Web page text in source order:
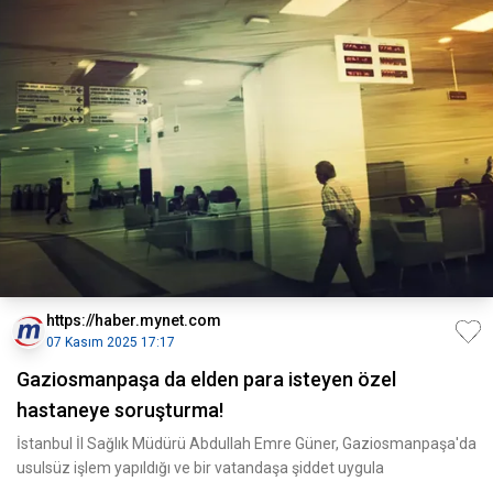
https://haber.mynet.com
07 Kasım 2025 17:17
Gaziosmanpaşa da elden para isteyen özel
hastaneye soruşturma!
İstanbul İl Sağlık Müdürü Abdullah Emre Güner, Gaziosmanpaşa'da
usulsüz işlem yapıldığı ve bir vatandaşa şiddet uygula